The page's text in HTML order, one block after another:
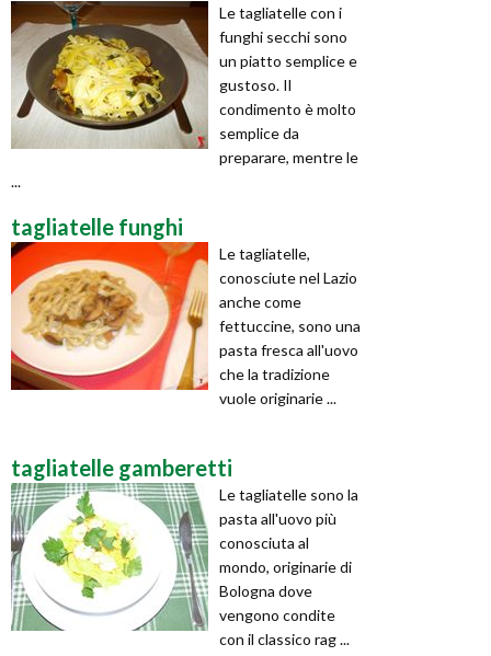
Le tagliatelle con i
funghi secchi sono
un piatto semplice e
gustoso. Il
condimento è molto
semplice da
preparare, mentre le
...
tagliatelle funghi
Le tagliatelle,
conosciute nel Lazio
anche come
fettuccine, sono una
pasta fresca all'uovo
che la tradizione
vuole originarie ...
tagliatelle gamberetti
Le tagliatelle sono la
pasta all'uovo più
conosciuta al
mondo, originarie di
Bologna dove
vengono condite
con il classico rag ...